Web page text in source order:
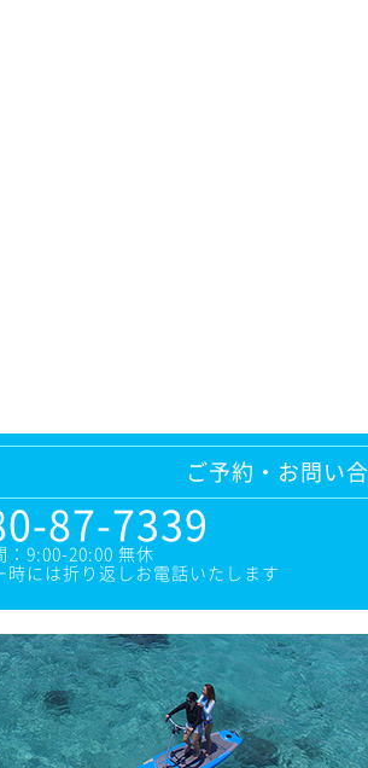
ご予約・お問い
87-7339
：9:00-20:00 無休
には折り返しお電話いたします